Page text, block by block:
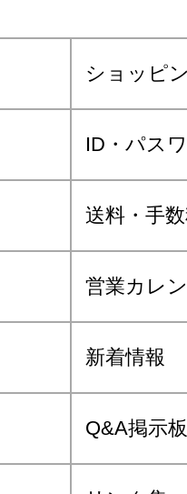
ショッピ
ID・パス
送料・手
営業カレ
新着情報
Q&A掲示板